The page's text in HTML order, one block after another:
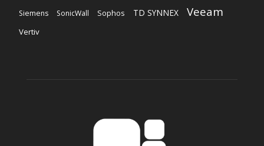
Siemens SonicWall Sophos TD SYNNEX Veeam
Vertiv